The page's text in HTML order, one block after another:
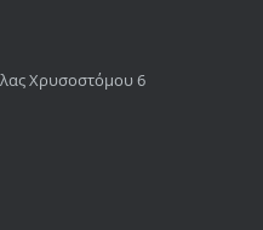
Χρυσοστόμου 6